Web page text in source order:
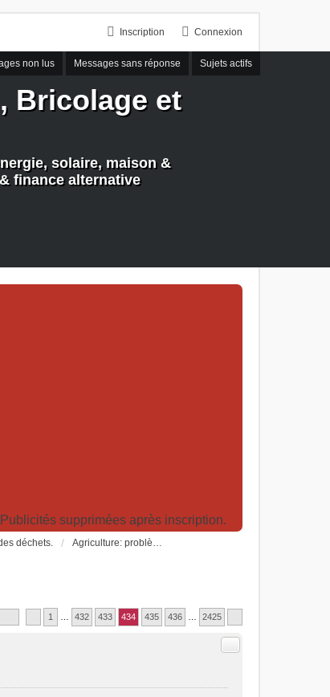
Connexion
Inscription
non lus Messages sans réponse Sujets actifs
Bricolage et
solaire, maison &
finance alternative
supprimées après inscription.
déchets. Agriculture: problèmes et pollutions, nouvelles techniques et solutions
1 432 433 434 435 436 2425
Citer